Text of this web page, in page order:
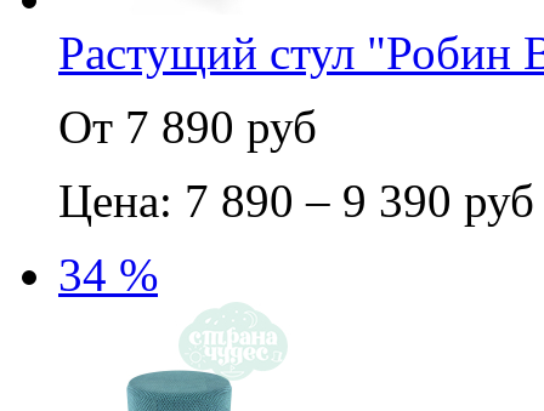
Растущий стул "Робин
От 7 890 руб
Цена: 7 890 – 9 390 руб
34 %